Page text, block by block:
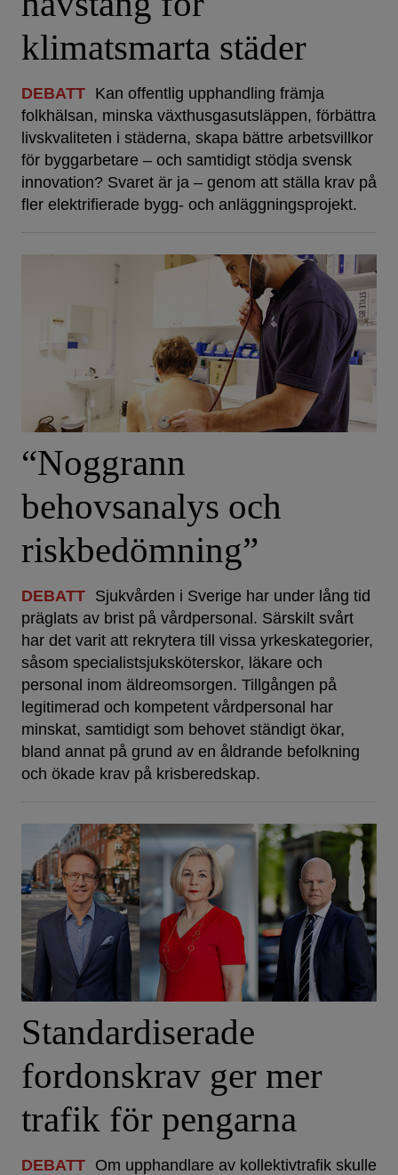
klimatsmarta städer
DEBATT Kan offentlig upphandling främja
folkhälsan, minska växthusgasutsläppen, förbättra
livskvaliteten i städerna, skapa bättre arbetsvillkor
för byggarbetare – och samtidigt stödja svensk
innovation? Svaret är ja – genom att ställa krav på
fler elektrifierade bygg- och anläggningsprojekt.
“Noggrann
behovsanalys och
riskbedömning”
DEBATT Sjukvården i Sverige har under lång tid
präglats av brist på vårdpersonal. Särskilt svårt
har det varit att rekrytera till vissa yrkeskategorier,
såsom specialistsjuksköterskor, läkare och
personal inom äldreomsorgen. Tillgången på
legitimerad och kompetent vårdpersonal har
minskat, samtidigt som behovet ständigt ökar,
bland annat på grund av en åldrande befolkning
och ökade krav på krisberedskap.
Standardiserade
fordonskrav ger mer
trafik för pengarna
DEBATT Om upphandlare av kollektivtrafik skulle